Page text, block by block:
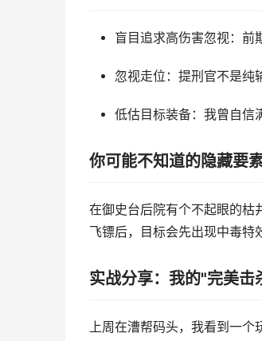
盲目追求高伤害忽视：前
忽视走位：提刑官不是纯
低估目标装备：我曾自信
你可能不知道的隐藏要
在御史台后院有个不起眼的枯
飞镖后，目标会先出现中毒
实战分享：我的"完美击
上周在漕帮码头，我看到一个